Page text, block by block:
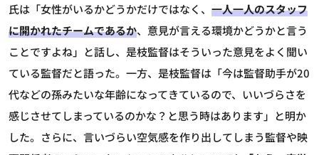
氏は「女性がいるかどうかだけではなく、 一人一人のスタッフ
に開かれたチームであるか、意見が言える環境かどうかと言う
ことですよね」と話し、是枝監督はそういった意見をよく聞い
ている監督だと語った。一方、是枝監督は「今は監督助手が20
代などの孫みたいな年齢になってきているので、いいづらさを
感じさせてしまっているのかな？と思う時はあります」と明か
した。さらに、言いづらい空気感を作り出してしまう監督や映